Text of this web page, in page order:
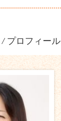
/ プロフィール